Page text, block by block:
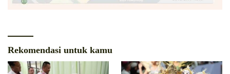
Rekomendasi untuk kamu